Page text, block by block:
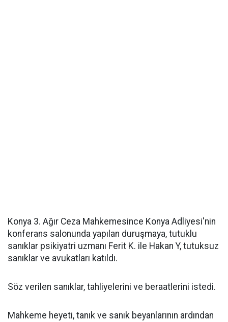
Konya 3. Ağır Ceza Mahkemesince Konya Adliyesi'nin
konferans salonunda yapılan duruşmaya, tutuklu
sanıklar psikiyatri uzmanı Ferit K. ile Hakan Y, tutuksuz
sanıklar ve avukatları katıldı.
Söz verilen sanıklar, tahliyelerini ve beraatlerini istedi.
Mahkeme heyeti, tanık ve sanık beyanlarının ardından